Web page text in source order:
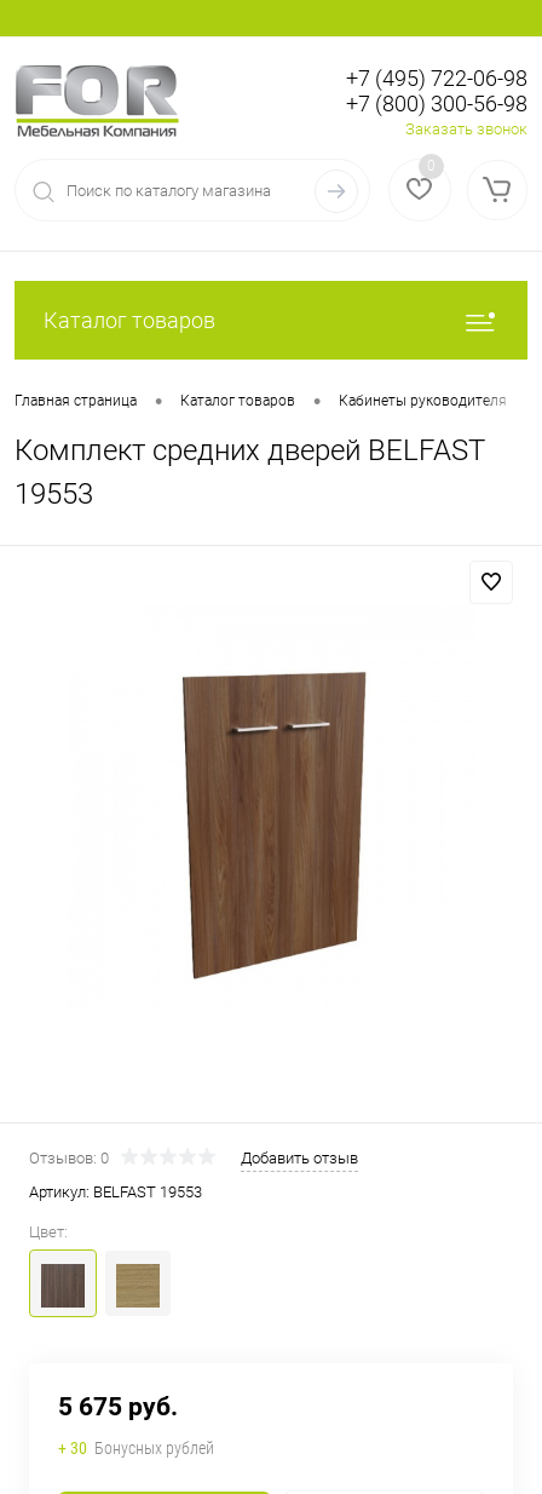
Регистрация
+7 (495) 722-06-98
+7 (800) 300-56-98
Заказать звонок
0
Каталог товаров
Главная страница • Каталог товаров • Кабинеты руководителя
Комплект средних дверей BELFAST
19553
Отзывов: 0
Добавить отзыв
Артикул: BELFAST 19553
Цвет:
5 675 руб.
+ 30 Бонусных рублей